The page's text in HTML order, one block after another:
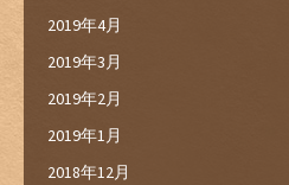
2019年4月
2019年3月
2019年2月
2019年1月
2018年12月